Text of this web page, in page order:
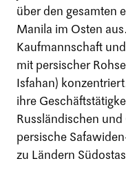
über den gesamten
Manila im Osten
Kaufmannschaft
mit persischer
Isfahan)
ihre
Russländischen
persische
zu Ländern